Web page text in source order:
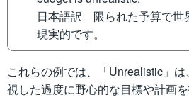
日本語訳 限られた予算で世
現実的です。
これらの例では、「Unrealistic」
視した過度に野心的な目標や計画を